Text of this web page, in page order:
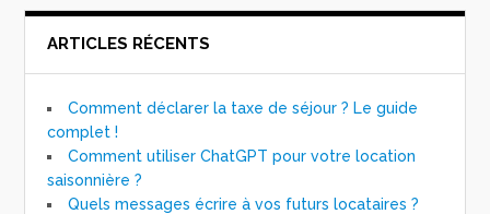
ARTICLES RÉCENTS
Comment déclarer la taxe de séjour ? Le guide
complet !
Comment utiliser ChatGPT pour votre location
saisonnière ?
Quels messages écrire à vos futurs locataires ?